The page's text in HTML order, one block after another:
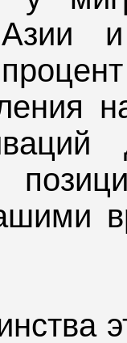
Азии